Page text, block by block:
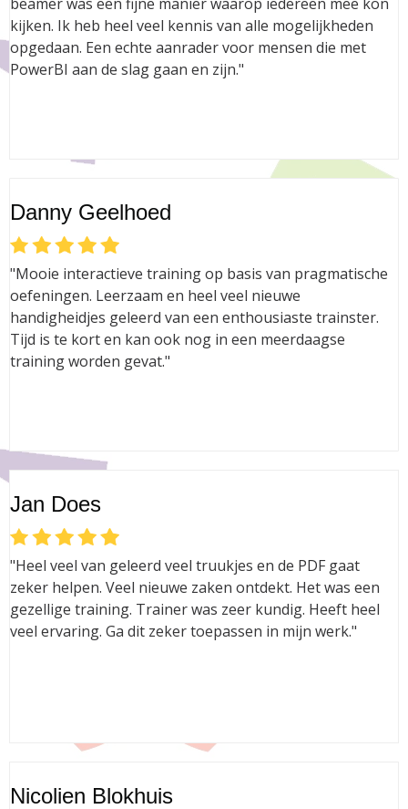
kijken. Ik heb heel veel kennis van alle mogelijkheden
opgedaan. Een echte aanrader voor mensen die met
PowerBI aan de slag gaan en zijn."
Danny Geelhoed
"Mooie interactieve training op basis van pragmatische
oefeningen. Leerzaam en heel veel nieuwe
handigheidjes geleerd van een enthousiaste trainster.
Tijd is te kort en kan ook nog in een meerdaagse
training worden gevat."
Jan Does
"Heel veel van geleerd veel truukjes en de PDF gaat
zeker helpen. Veel nieuwe zaken ontdekt. Het was een
gezellige training. Trainer was zeer kundig. Heeft heel
veel ervaring. Ga dit zeker toepassen in mijn werk."
Nicolien Blokhuis